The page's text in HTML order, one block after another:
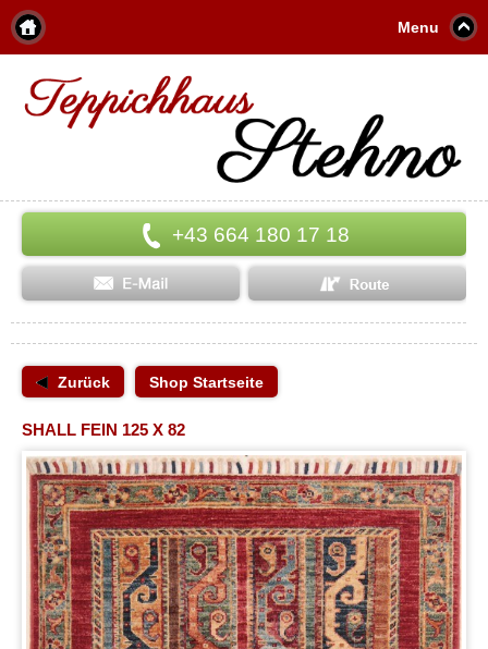
Menu
+43 664 180 17 18
Zurück Shop Startseite
SHALL FEIN 125 X 82